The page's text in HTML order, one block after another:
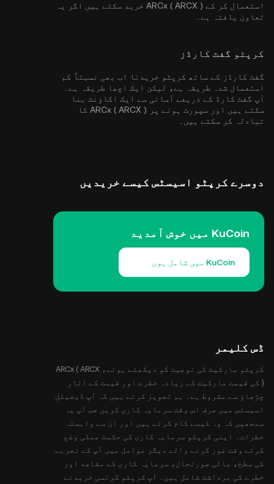
استعمال کر کے ARCx ( ARCX ) خرید سکتے ہیں اگر یہ
تعاون یافتہ ہے۔
کرپٹو گفٹ کارڈز
گفٹ کارڈز کے ساتھ کرپٹو خریدنا اب بھی نسبتاً کم
استعمال شدہ طریقہ ہے، لیکن ایک اچھا طریقہ ہے۔
آپ گفٹ کارڈ کے ذریعے آسانی سے ایک اکاؤنٹ بنا
سکتے ہیں اور سپورٹ ہونے پر ARCx ( ARCX ) کا
تبادلہ کر سکتے ہیں۔
دوسرے کرپٹو اسیسٹس کیسے خریدیں
KuCoin میں خوش آمدید
KuCoin میں شامل ہوں
ڈس کلیمر
کرپٹو مارکیٹ کی نوعیت کو دیکھتے ہوئے، ARCx ( ARCX
) کی قیمت مارکیٹ کے زیادہ خطرے اور قیمت کے اتار
چڑھاؤ سے مشروط ہے۔ ہم تجویز کرتے ہیں کہ آپ ڈیجیٹل
اسیسٹس میں صرف اس وقت سرمایہ کاری کریں جب آپ یہ
سمجھیں کہ وہ کیسے کام کرتے ہیں اور ان سے وابستہ
خطرات۔ اپنی کرپٹو سرمایہ کاری کی حکمت عملی وضع
کرتے وقت غور کرنے والے دیگر عوامل میں آپ کے تجربے
کی سطح، مالی صورتحال، سرمایہ کاری کے مقاصد اور
خطرے کی برداشت شامل ہیں۔ آپ کرپٹو کرنسی خریدنے